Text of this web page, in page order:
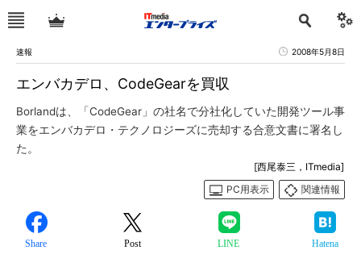
速報 2008年5月8日
エンバカデロ、CodeGearを買収
Borlandは、「CodeGear」の社名で分社化していた開発ツール事
業をエンバカデロ・テクノロジーズに売却する合意文書に署名し
た。
[西尾泰三，ITmedia]
PC用表示
関連情報
Share Post LINE Hatena